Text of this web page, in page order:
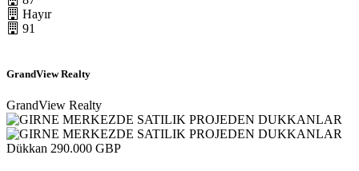
Hayır
91
GrandView Realty
GrandView Realty
Dükkan 290.000 GBP